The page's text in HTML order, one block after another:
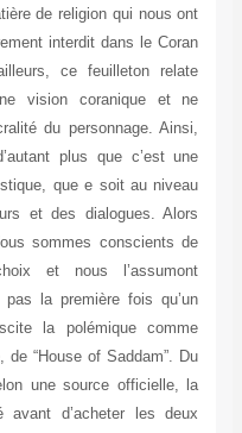
de religion qui nous ont
interdit dans le Coran
ce feuilleton relate
vision coranique et ne
du personnage. Ainsi,
plus que c’est une
que e soit au niveau
et des dialogues. Alors
sommes conscients de
et nous l’assumont
pas la première fois qu’un
la polémique comme
de “House of Saddam”. Du
une source officielle, la
d’acheter les deux